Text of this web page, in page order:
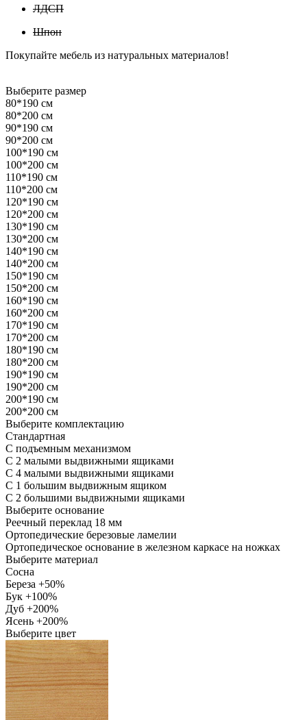
ЛДСП
Шпон
Покупайте мебель из натуральных материалов!
Выберите размер
80*190 см
80*200 см
90*190 см
90*200 см
100*190 см
100*200 см
110*190 см
110*200 см
120*190 см
120*200 см
130*190 см
130*200 см
140*190 см
140*200 см
150*190 см
150*200 см
160*190 см
160*200 см
170*190 см
170*200 см
180*190 см
180*200 см
190*190 см
190*200 см
200*190 см
200*200 см
Выберите комплектацию
Стандартная
С подъемным механизмом
С 2 малыми выдвижными ящиками
С 4 малыми выдвижными ящиками
С 1 большим выдвижным ящиком
С 2 большими выдвижными ящиками
Выберите основание
Реечный переклад 18 мм
Ортопедические березовые ламелии
Ортопедическое основание в железном каркасе на ножках
Выберите материал
Сосна
Береза +50%
Бук +100%
Дуб +200%
Ясень +200%
Выберите цвет